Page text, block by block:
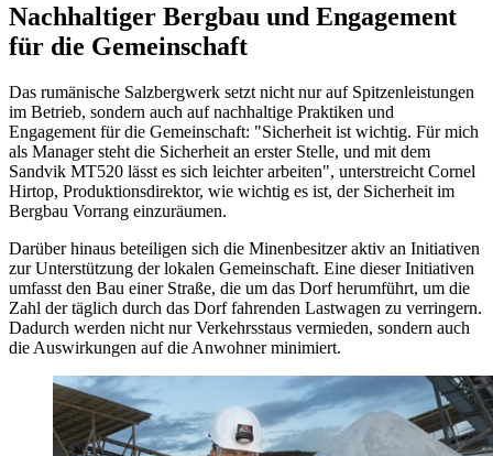
Nachhaltiger Bergbau und Engagement
für die Gemeinschaft
Das rumänische Salzbergwerk setzt nicht nur auf Spitzenleistungen
im Betrieb, sondern auch auf nachhaltige Praktiken und
Engagement für die Gemeinschaft: "Sicherheit ist wichtig. Für mich
als Manager steht die Sicherheit an erster Stelle, und mit dem
Sandvik MT520 lässt es sich leichter arbeiten", unterstreicht Cornel
Hirtop, Produktionsdirektor, wie wichtig es ist, der Sicherheit im
Bergbau Vorrang einzuräumen.
Darüber hinaus beteiligen sich die Minenbesitzer aktiv an Initiativen
zur Unterstützung der lokalen Gemeinschaft. Eine dieser Initiativen
umfasst den Bau einer Straße, die um das Dorf herumführt, um die
Zahl der täglich durch das Dorf fahrenden Lastwagen zu verringern.
Dadurch werden nicht nur Verkehrsstaus vermieden, sondern auch
die Auswirkungen auf die Anwohner minimiert.